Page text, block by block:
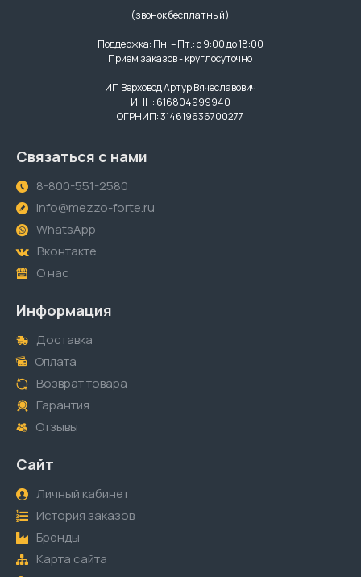
(звонок бесплатный)
Поддержка: Пн. – Пт.: с 9:00 до 18:00
Прием заказов - круглосуточно
ИП Верховод Артур Вячеславович
ИНН: 616804999940
ОГРНИП: 314619636700277
Связаться с нами
8-800-551-2580
info@mezzo-forte.ru
WhatsApp
Вконтакте
О нас
Информация
Доставка
Оплата
Возврат товара
Гарантия
Отзывы
Сайт
Личный кабинет
История заказов
Бренды
Карта сайта